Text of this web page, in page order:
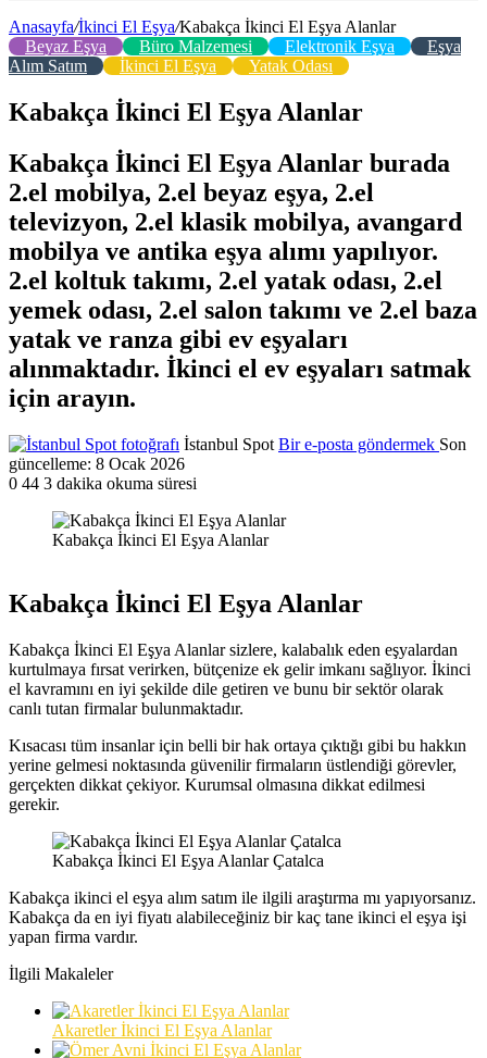
Anasayfa/İkinci El Eşya/Kabakça İkinci El Eşya Alanlar
Beyaz Eşya
Büro Malzemesi Elektronik Eşya
Eşya
Alım Satım
İkinci El Eşya Yatak Odası
Kabakça İkinci El Eşya Alanlar
Kabakça İkinci El Eşya Alanlar burada
2.el mobilya, 2.el beyaz eşya, 2.el
televizyon, 2.el klasik mobilya, avangard
mobilya ve antika eşya alımı yapılıyor.
2.el koltuk takımı, 2.el yatak odası, 2.el
yemek odası, 2.el salon takımı ve 2.el baza
yatak ve ranza gibi ev eşyaları
alınmaktadır. İkinci el ev eşyaları satmak
için arayın.
İstanbul Spot Bir e-posta göndermek Son
güncelleme: 8 Ocak 2026
0 44 3 dakika okuma süresi
Kabakça İkinci El Eşya Alanlar
Kabakça İkinci El Eşya Alanlar
Kabakça İkinci El Eşya Alanlar sizlere, kalabalık eden eşyalardan
kurtulmaya fırsat verirken, bütçenize ek gelir imkanı sağlıyor. İkinci
el kavramını en iyi şekilde dile getiren ve bunu bir sektör olarak
canlı tutan firmalar bulunmaktadır.
Kısacası tüm insanlar için belli bir hak ortaya çıktığı gibi bu hakkın
yerine gelmesi noktasında güvenilir firmaların üstlendiği görevler,
gerçekten dikkat çekiyor. Kurumsal olmasına dikkat edilmesi
gerekir.
Kabakça İkinci El Eşya Alanlar Çatalca
Kabakça ikinci el eşya alım satım ile ilgili araştırma mı yapıyorsanız.
Kabakça da en iyi fiyatı alabileceğiniz bir kaç tane ikinci el eşya işi
yapan firma vardır.
İlgili Makaleler
Akaretler İkinci El Eşya Alanlar